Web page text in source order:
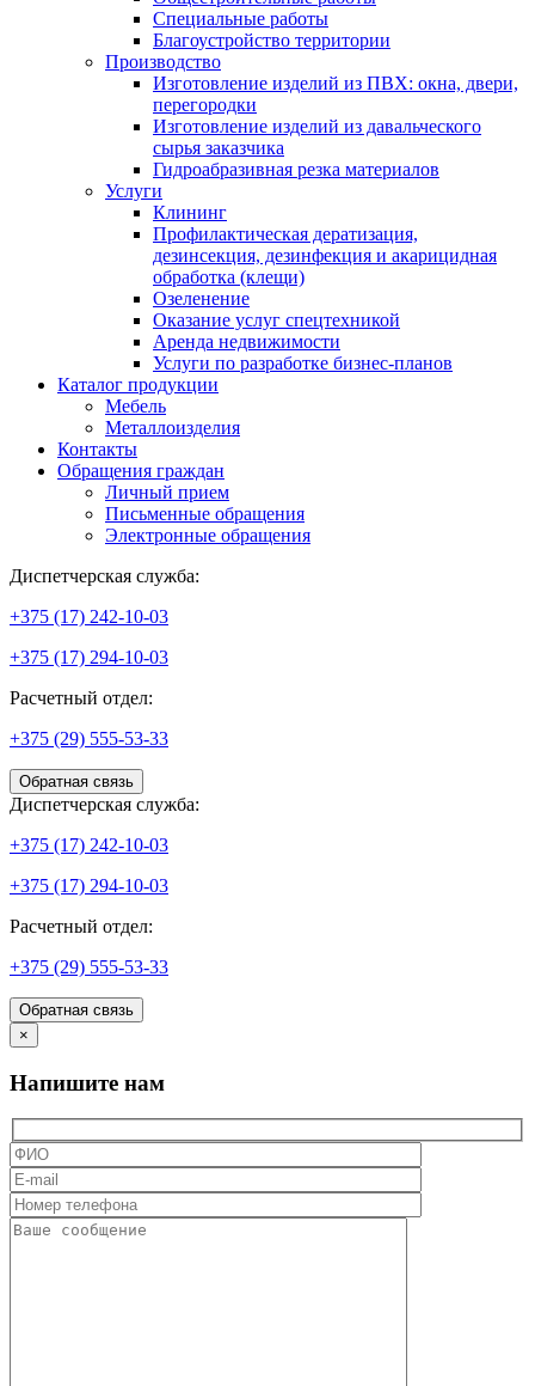
Специальные работы
Благоустройство территории
Производство
Изготовление изделий из ПВХ: окна, двери,
перегородки
Изготовление изделий из давальческого
сырья заказчика
Гидроабразивная резка материалов
Услуги
Клининг
Профилактическая дератизация,
дезинсекция, дезинфекция и акарицидная
обработка (клещи)
Озеленение
Оказание услуг спецтехникой
Аренда недвижимости
Услуги по разработке бизнес-планов
Каталог продукции
Мебель
Металлоизделия
Контакты
Обращения граждан
Личный прием
Письменные обращения
Электронные обращения
Диспетчерская служба:
+375 (17) 242-10-03
+375 (17) 294-10-03
Расчетный отдел:
+375 (29) 555-53-33
Обратная связь
Диспетчерская служба:
+375 (17) 242-10-03
+375 (17) 294-10-03
Расчетный отдел:
+375 (29) 555-53-33
Обратная связь
×
Напишите нам